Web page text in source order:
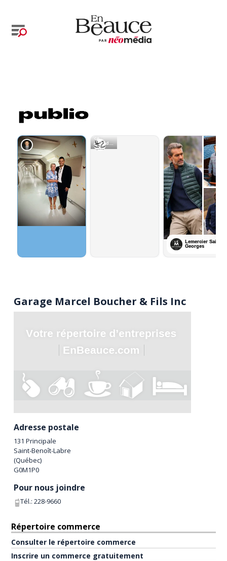
Garage Marcel Boucher & Fils Inc
Adresse postale
131 Principale
Saint-Benoît-Labre
(Québec)
G0M1P0
Pour nous joindre
Tél.:228-9660
Répertoire commerce
Consulter le répertoire commerce
Inscrire un commerce gratuitement